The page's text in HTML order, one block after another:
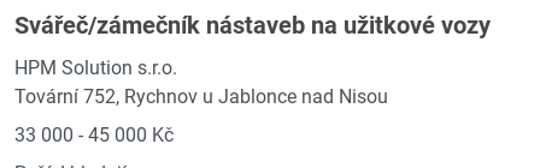
Svářeč/zámečník nástaveb na užitkové vozy
HPM Solution s.r.o.
Tovární 752, Rychnov u Jablonce nad Nisou
33 000 - 45 000 Kč